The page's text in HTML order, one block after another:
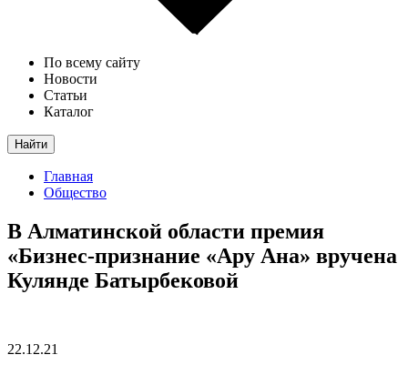
По всему сайту
Новости
Статьи
Каталог
Найти
Главная
Общество
В Алматинской области премия
«Бизнес-признание «Ару Ана» вручена
Кулянде Батырбековой
22.12.21